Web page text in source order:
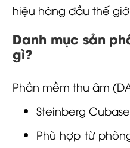
hiệu hàng đầu thế
Danh mục sản
gì?
Phần mềm thu âm
Steinberg
Phù hợp từ